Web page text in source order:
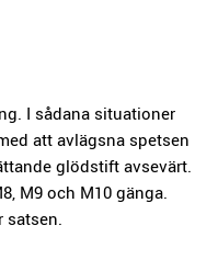
I sådana situationer
att avlägsna spetsen
glödstift avsevärt.
M9 och M10 gänga.
satsen.